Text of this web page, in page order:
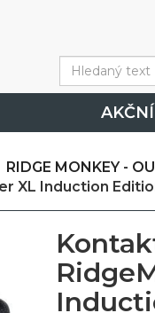
RIDGE MONKEY -
XL Induction